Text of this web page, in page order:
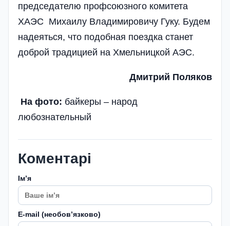
председателю профсоюзного комитета
ХАЭС Михаилу Владимировичу Гуку. Будем
надеяться, что подобная поездка станет
доброй традицией на Хмельницкой АЭС.
Дмитрий Поляков
На фото: байкеры – народ
любознательный
Коментарі
Імʼя
E-mail (необовʼязково)